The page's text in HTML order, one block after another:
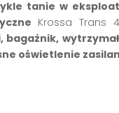
tanie w
Krossa Trans
bagażnik,
oświetlenie